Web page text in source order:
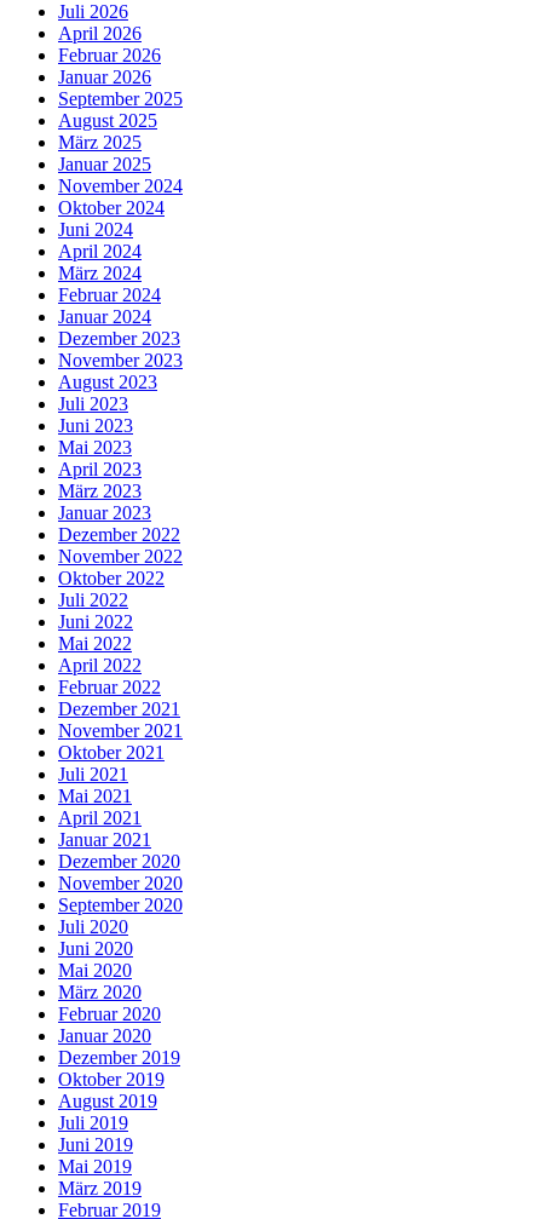
Juli 2026
April 2026
Februar 2026
Januar 2026
September 2025
August 2025
März 2025
Januar 2025
November 2024
Oktober 2024
Juni 2024
April 2024
März 2024
Februar 2024
Januar 2024
Dezember 2023
November 2023
August 2023
Juli 2023
Juni 2023
Mai 2023
April 2023
März 2023
Januar 2023
Dezember 2022
November 2022
Oktober 2022
Juli 2022
Juni 2022
Mai 2022
April 2022
Februar 2022
Dezember 2021
November 2021
Oktober 2021
Juli 2021
Mai 2021
April 2021
Januar 2021
Dezember 2020
November 2020
September 2020
Juli 2020
Juni 2020
Mai 2020
März 2020
Februar 2020
Januar 2020
Dezember 2019
Oktober 2019
August 2019
Juli 2019
Juni 2019
Mai 2019
März 2019
Februar 2019